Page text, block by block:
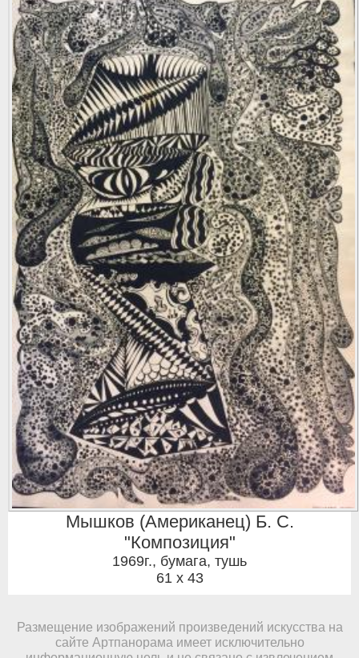
Мышков (Американец) Б. С.
"Композиция"
1969г., бумага, тушь
61 x 43
Размещение изображений произведений искусства на
сайте Артпанорама имеет исключительно